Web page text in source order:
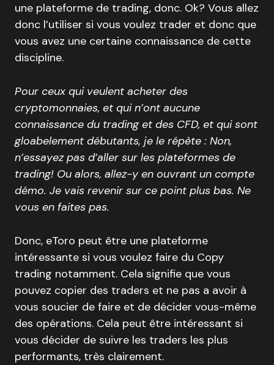
une plateforme de trading, donc. Ok? Vous allez
donc l’utiliser si vous voulez trader et donc que
vous avez une certaine connaissance de cette
discipline.
Pour ceux qui veulent acheter des
cryptomonnaies, et qui n’ont aucune
connaissance du trading et des CFD, et qui sont
gloabelement débutants, je le répète : Non,
n’essayez pas d’aller sur les plateformes de
trading! Ou alors, allez-y en ouvrant un compte
démo. Je vais revenir sur ce point plus bas. Ne
vous en faites pas.
Donc, eToro peut être une plateforme
intéressante si vous voulez faire du Copy
trading notamment. Cela signifie que vous
pouvez copier des traders et ne pas a avoir à
vous soucier de faire et de décider vous-même
des opérations. Cela peut être intéressant si
vous décider de suivre les traders les plus
performants, très clairement.